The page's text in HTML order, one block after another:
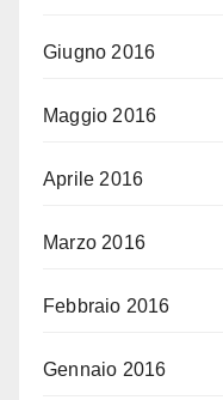
Giugno 2016
Maggio 2016
Aprile 2016
Marzo 2016
Febbraio 2016
Gennaio 2016